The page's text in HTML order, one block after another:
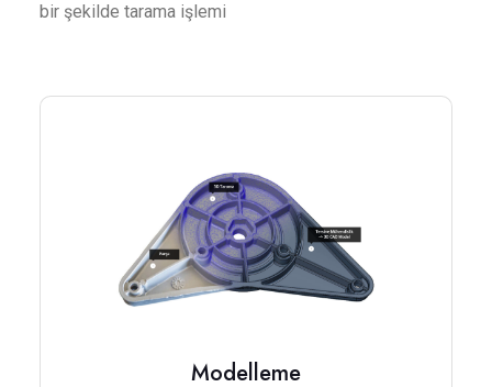
bir şekilde tarama işlemi
Modelleme